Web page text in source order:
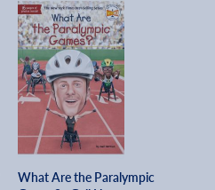
What Are the Paralympic